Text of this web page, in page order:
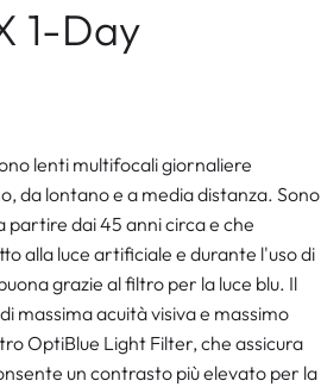
1-Day
lenti multifocali giornaliere
da lontano e a media distanza. Sono
partire dai 45 anni circa e che
alla luce artificiale e durante l'uso di
grazie al filtro per la luce blu. Il
massima acuità visiva e massimo
OptiBlue Light Filter, che assicura
un contrasto più elevato per la